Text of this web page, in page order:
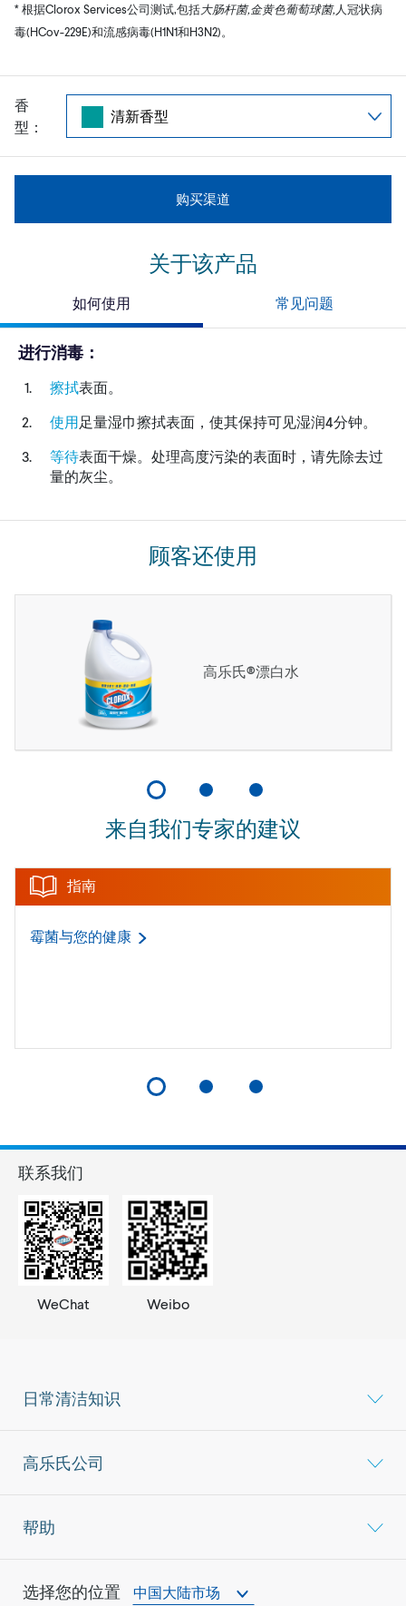
* 根据Clorox Services公司测试,包括大肠杆菌,金黄色葡萄球菌, 人冠状病
毒(HCov-229E)和流感病毒(H1N1和H3N2)。
香
型：
购买渠道
关于该产品
如何使用 常见问题
进行消毒：
擦拭表面。
使用足量湿巾擦拭表面，使其保持可见湿润4分钟。
等待表面干燥。处理高度污染的表面时，请先除去过
量的灰尘。
顾客还使用
高乐氏®漂白水
来自我们专家的建议
指南
霉菌与您的健康
日常清洁知识
高乐氏公司
帮助
选择您的位置 中国大陆市场
联系我们
WeChat Weibo